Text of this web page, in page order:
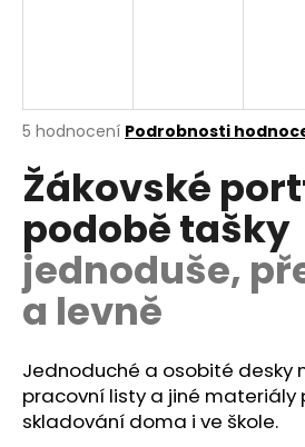
Průměrné
produktu
je
5
hvězdiček.
5 hodnocení Podrobnosti
Žákovské
podobě tašky
jednoduše,
a levně
Jednoduché a osobité desky
pracovní listy a jiné materiály
skladování doma i ve škole.
t
?
HLEDAT
o
p
o